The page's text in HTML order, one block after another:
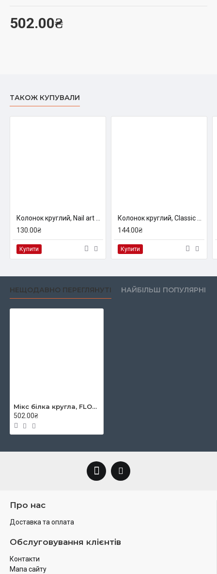
502.00₴
ТАКОЖ КУПУВАЛИ
130.00₴
Купити
144.00₴
Купити
НЕЩОДАВНО ПЕРЕГЛЯНУТІ НАЙБІЛЬШ ПОПУЛЯРНІ
Мікс білка кругла, FLOW 138, № 5, к.р. пензель ROSA
502.00₴
Про нас
Доставка та оплата
Обслуговування клієнтів
Контакти
Мапа сайту